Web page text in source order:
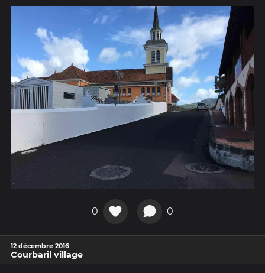
0 0
12 décembre 2016
Courbaril village